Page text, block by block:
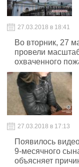
27.03.2018 в 18:41
Во вторник, 27
провели
охваченного
27.03.2018 в 17:13
Появилось
9-месячного
объясняет